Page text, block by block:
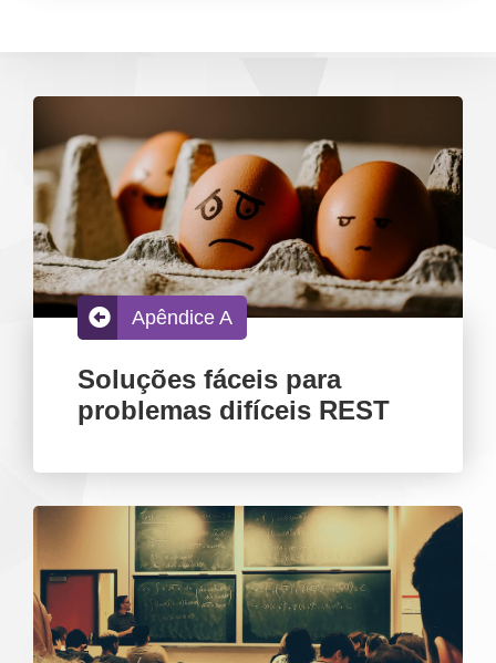
Apêndice A
Soluções fáceis para
problemas difíceis REST